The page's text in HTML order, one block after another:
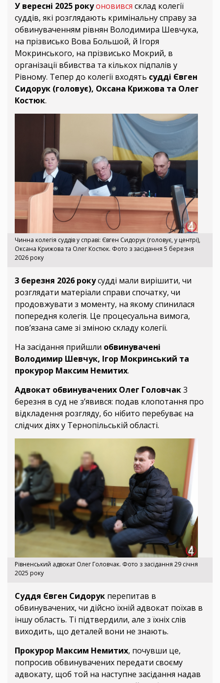
У вересні 2025 рокуоновився склад колегії
суддів, які розглядають кримінальну справу за
обвинуваченням рівнян Володимира Шевчука,
на прізвисько Вова Большой, й Ігоря
Мокринського, на прізвисько Мокрий, в
організації вбивства та кількох підпалів у
Рівному. Тепер до колегії входять судді Євген
Сидорук (головує), Оксана Крижова та Олег
Костюк.
Чинна колегія суддів у справі: Євген Сидорук (головує, у центрі),
Оксана Крижова та Олег Костюк. Фото з засідання 5 березня
2026 року
3 березня 2026 рокусудді мали вирішити, чи
розглядати матеріали справи спочатку, чи
продовжувати з моменту, на якому спинилася
попередня колегія. Це процесуальна вимога,
пов’язана саме зі зміною складу колегії.
На засідання прийшли обвинувачені
Володимир Шевчук, Ігор Мокринський та
прокурор Максим Немитих.
Адвокат обвинувачених Олег Головчак3
березня в суд не з’явився: подав клопотання про
відкладення розгляду, бо нібито перебуває на
слідчих діях у Тернопільській області.
Рівненський адвокат Олег Головчак. Фото з засідання 29 січня
2025 року
Суддя Євген Сидорук перепитав в
обвинувачених, чи дійсно їхній адвокат поїхав в
іншу область. Ті підтвердили, але з їхніх слів
виходить, що деталей вони не знають.
Прокурор Максим Немитих, почувши це,
попросив обвинувачених передати своєму
адвокату, щоб той на наступне засідання надав